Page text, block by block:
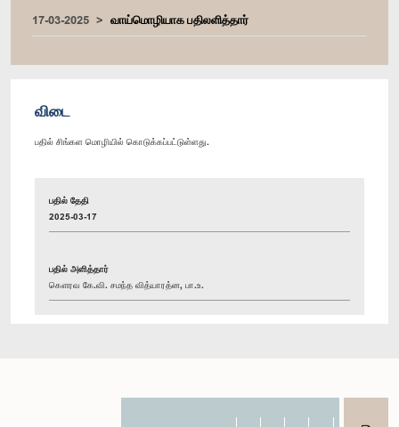
17-03-2025 வாய்மொழியாக பதிலளித்தார்
விடை
பதில் சிங்கள மொழியில் கொடுக்கப்பட்டுள்ளது.
பதில் தேதி
2025-03-17
பதில் அளித்தார்
கௌரவ கே.வி. சமந்த வித்யாரத்ன, பா.உ.